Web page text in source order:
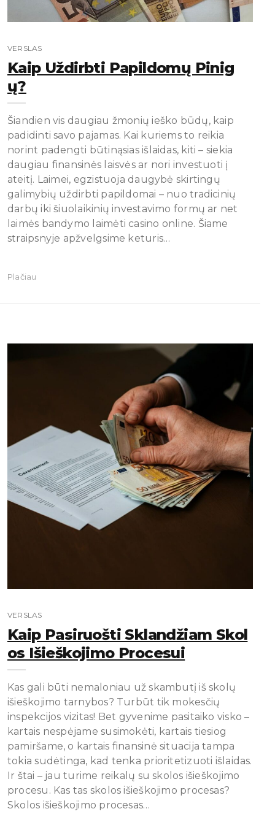
VERSLAS
Kaip Uždirbti Papildomų Pinig
Ų?
Šiandien vis daugiau žmonių ieško būdų, kaip
padidinti savo pajamas. Kai kuriems to reikia
norint padengti būtinąsias išlaidas, kiti – siekia
daugiau finansinės laisvės ar nori investuoti į
ateitį. Laimei, egzistuoja daugybė skirtingų
galimybių uždirbti papildomai – nuo tradicinių
darbų iki šiuolaikinių investavimo formų ar net
laimės bandymo laimėti casino online. Šiame
straipsnyje apžvelgsime keturis…
Plačiau
VERSLAS
Kaip Pasiruošti Sklandžiam Skol
Os Išieškojimo Procesui
Kas gali būti nemaloniau už skambutį iš skolų
išieškojimo tarnybos? Turbūt tik mokesčių
inspekcijos vizitas! Bet gyvenime pasitaiko visko –
kartais nespėjame susimokėti, kartais tiesiog
pamiršame, o kartais finansinė situacija tampa
tokia sudėtinga, kad tenka prioritetizuoti išlaidas.
Ir štai – jau turime reikalų su skolos išieškojimo
procesu. Kas tas skolos išieškojimo procesas?
Skolos išieškojimo procesas…